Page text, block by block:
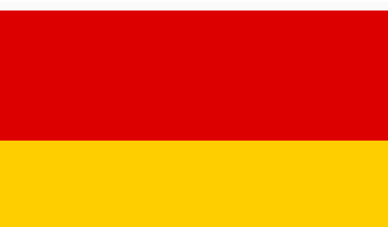
Câștigă o experiență
a
la Sala Thalia, organizat în cadrul
astfel încât să ne planificăm timpul liber cât mai plăcut, în